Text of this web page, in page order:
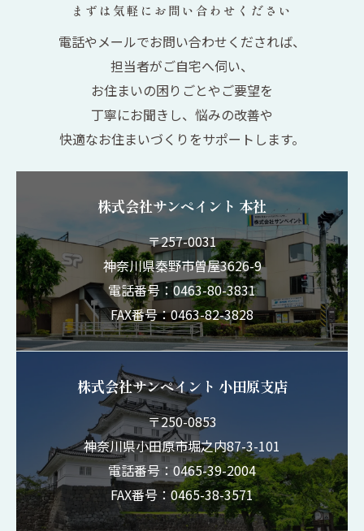
まずは気軽にお問い合わせください
電話やメールでお問い合わせくだされば、
担当者がご自宅へ伺い、
お住まいの困りごとやご要望を
丁寧にお聞きし、悩みの改善や
快適なお住まいづくりをサポートします。
株式会社サンペイント 本社
〒257-0031
神奈川県秦野市曽屋3626-9
電話番号：0463-80-3831
FAX番号：0463-82-3828
株式会社サンペイント 小田原支店
〒250-0853
神奈川県小田原市堀之内87-3-101
電話番号：0465-39-2004
FAX番号：0465-38-3571